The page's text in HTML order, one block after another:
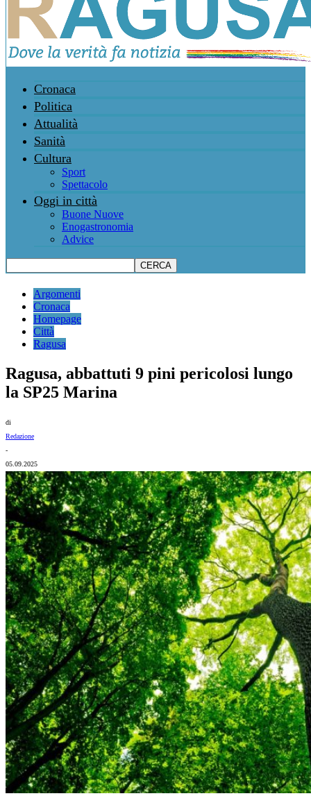
Cronaca
Politica
Attualità
Sanità
Cultura
Sport
Spettacolo
Oggi in città
Buone Nuove
Enogastronomia
Advice
Argomenti
Cronaca
Homepage
Città
Ragusa
Ragusa, abbattuti 9 pini pericolosi lungo
la SP25 Marina
di
Redazione
-
05.09.2025